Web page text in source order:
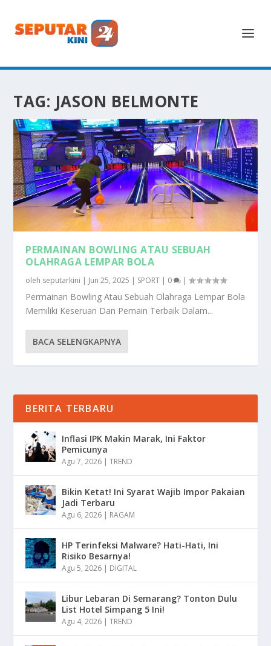
TAG: JASON BELMONTE
PERMAINAN BOWLING ATAU SEBUAH
OLAHRAGA LEMPAR BOLA
oleh seputarkini Jun 25, 2025 SPORT 0 |
Permainan Bowling Atau Sebuah Olahraga Lempar Bola
Memiliki Keseruan Dan Pemain Terbaik Dalam...
BACA SELENGKAPNYA
BERITA TERBARU
Inflasi IPK Makin Marak, Ini Faktor
Pemicunya
Agu 7, 2026 |TREND
Bikin Ketat! Ini Syarat Wajib Impor Pakaian
Jadi Terbaru
Agu 6, 2026 RAGAM
HP Terinfeksi Malware? Hati-Hati, Ini
Risiko Besarnya!
Agu 5, 2026 DIGITAL
Libur Lebaran Di Semarang? Tonton Dulu
List Hotel Simpang 5 Ini!
Agu 4, 2026 |TREND